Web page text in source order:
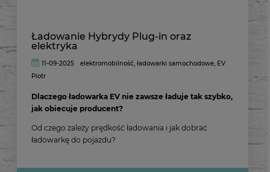
Ładowanie Hybrydy Plug-in oraz
elektryka
11-09-2025 elektromobilność,ładowarki samochodowe, EV
Piotr
Dlaczego ładowarka EV nie zawsze ładuje tak szybko,
jak obiecuje producent?
Od czego zależy prędkość ładowania i jak dobrać
ładowarkę do pojazdu?